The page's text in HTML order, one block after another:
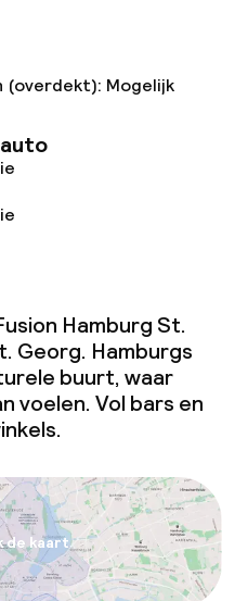
(overdekt): Mogelijk
Hamburg St.
Georg. Hamburgs
buurt, waar
voelen. Vol bars en
de kaart